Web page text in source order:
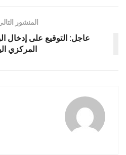
المنشور
عاجل: التوقيع على إدخال
المركزي